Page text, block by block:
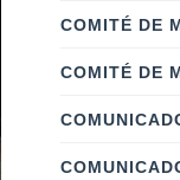
COMITÉ DE
COMITÉ DE